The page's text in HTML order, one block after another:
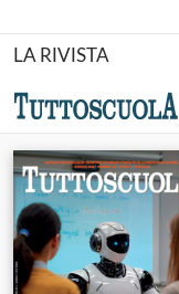
LA RIVISTA